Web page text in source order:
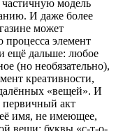
модель
И даже более
может
процесса элемент
ещё дальше: любое
(но необязательно),
креативности,
«вещей». И
первичный акт
имя, не имеющее,